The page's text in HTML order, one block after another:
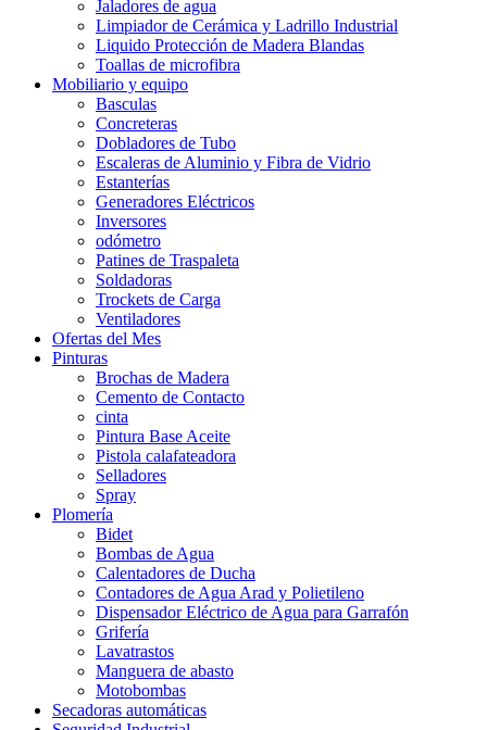
Jaladores de agua
Limpiador de Cerámica y Ladrillo Industrial
Liquido Protección de Madera Blandas
Toallas de microfibra
Mobiliario y equipo
Basculas
Concreteras
Dobladores de Tubo
Escaleras de Aluminio y Fibra de Vidrio
Estanterías
Generadores Eléctricos
Inversores
odómetro
Patines de Traspaleta
Soldadoras
Trockets de Carga
Ventiladores
Ofertas del Mes
Pinturas
Brochas de Madera
Cemento de Contacto
cinta
Pintura Base Aceite
Pistola calafateadora
Selladores
Spray
Plomería
Bidet
Bombas de Agua
Calentadores de Ducha
Contadores de Agua Arad y Polietileno
Dispensador Eléctrico de Agua para Garrafón
Grifería
Lavatrastos
Manguera de abasto
Motobombas
Secadoras automáticas